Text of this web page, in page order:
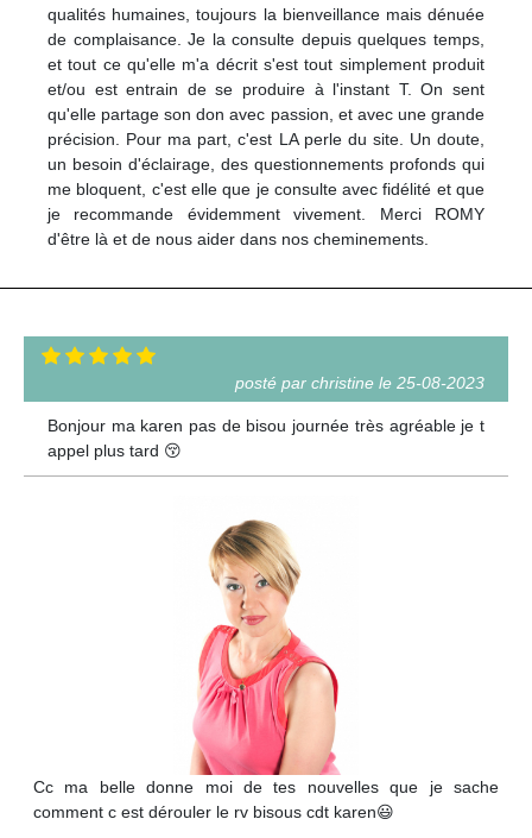
qualités humaines, toujours la bienveillance mais dénuée
de complaisance. Je la consulte depuis quelques temps,
et tout ce qu'elle m'a décrit s'est tout simplement produit
et/ou est entrain de se produire à l'instant T. On sent
qu'elle partage son don avec passion, et avec une grande
précision. Pour ma part, c'est LA perle du site. Un doute,
un besoin d'éclairage, des questionnements profonds qui
me bloquent, c'est elle que je consulte avec fidélité et que
je recommande évidemment vivement. Merci ROMY
d'être là et de nous aider dans nos cheminements.
posté par christine le 25-08-2023
Bonjour ma karen pas de bisou journée très agréable je t
appel plus tard 😚
Cc ma belle donne moi de tes nouvelles que je sache
comment c est dérouler le rv bisous cdt karen😃